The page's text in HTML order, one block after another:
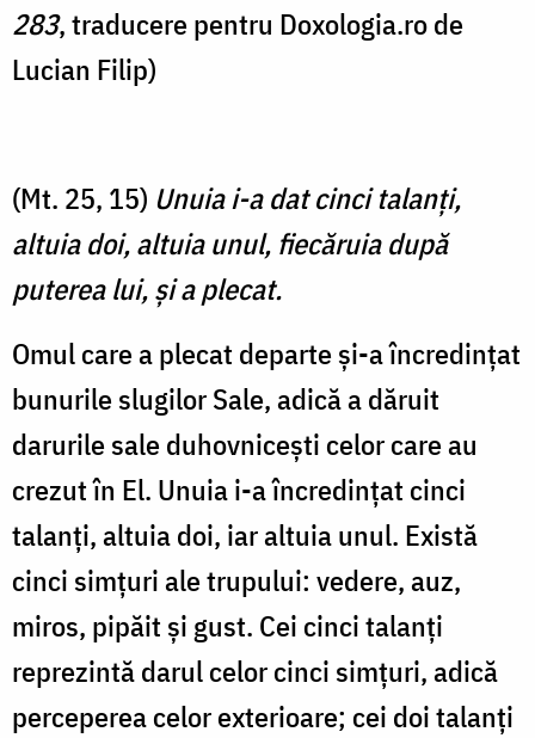
283, traducere pentru Doxologia.ro de
Lucian Filip)
(Mt. 25, 15) Unuia i-a dat cinci talanţi,
altuia doi, altuia unul, fiecăruia după
puterea lui, şi a plecat.
Omul care a plecat departe și-a încredințat
bunurile slugilor Sale, adică a dăruit
darurile sale duhovnicești celor care au
crezut în El. Unuia i-a încredințat cinci
talanți, altuia doi, iar altuia unul. Există
cinci simțuri ale trupului: vedere, auz,
miros, pipăit și gust. Cei cinci talanți
reprezintă darul celor cinci simțuri, adică
perceperea celor exterioare; cei doi talanți